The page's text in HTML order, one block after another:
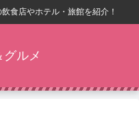
食店やホテル・旅館を紹介！
グルメ